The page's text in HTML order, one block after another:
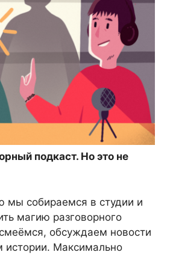
подкаст. Но это не
собираемся в студии и
магию разговорного
обсуждаем новости
истории. Максимально